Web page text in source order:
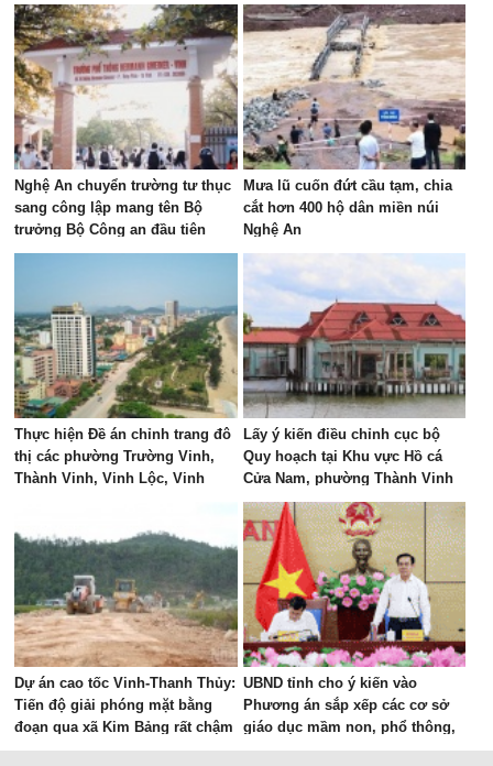
Nghệ An chuyển trường tư thục
sang công lập mang tên Bộ
trưởng Bộ Công an đầu tiên
Mưa lũ cuốn đứt cầu tạm, chia
cắt hơn 400 hộ dân miền núi
Nghệ An
Thực hiện Đề án chỉnh trang đô
thị các phường Trường Vinh,
Thành Vinh, Vinh Lộc, Vinh
Lấy ý kiến điều chỉnh cục bộ
Quy hoạch tại Khu vực Hồ cá
Cửa Nam, phường Thành Vinh
Dự án cao tốc Vinh-Thanh Thủy:
Tiến độ giải phóng mặt bằng
đoạn qua xã Kim Bảng rất chậm
UBND tỉnh cho ý kiến vào
Phương án sắp xếp các cơ sở
giáo dục mầm non, phổ thông,
giáo dục thường xuyên và giáo